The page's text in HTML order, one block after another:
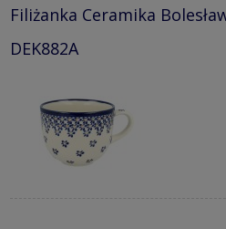
Filiżanka Ceramika
DEK882A